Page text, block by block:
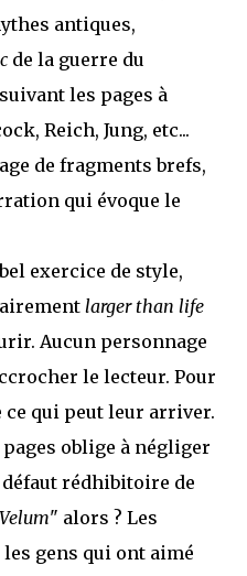
antiques,
de la guerre du
les pages à
Reich, Jung, etc...
de fragments brefs,
qui évoque le
exercice de style,
larger than life
Aucun personnage
le lecteur. Pour
qui peut leur arriver.
oblige à négliger
rédhibitoire de
Velum" alors ? Les
gens qui ont aimé